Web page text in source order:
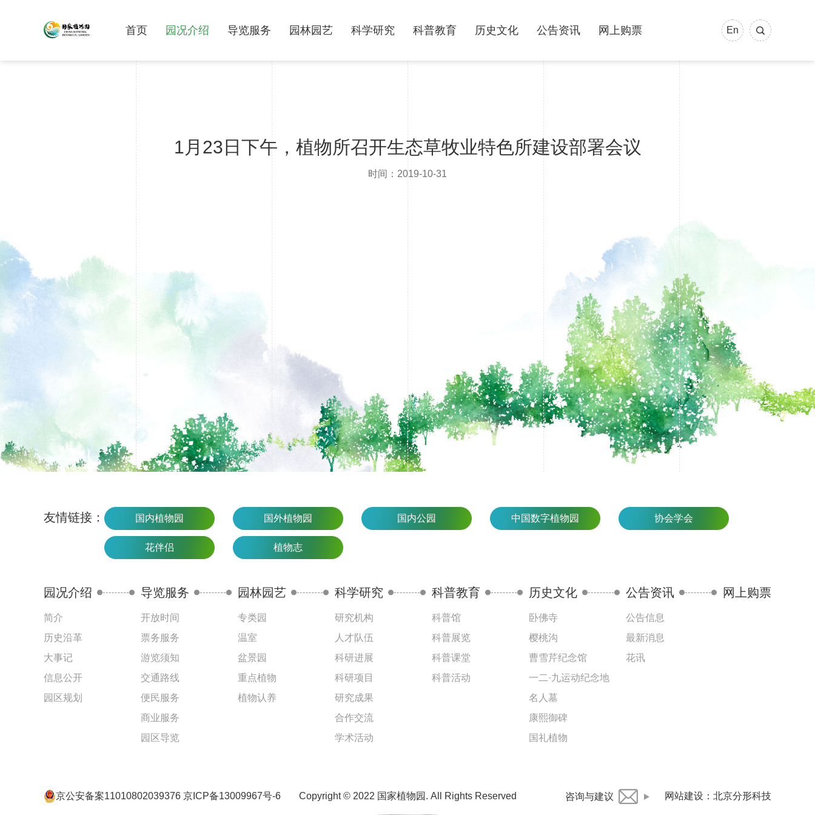
En
首页 园况介绍 导览服务 园林园艺 科学研究 科普教育 历史文化 公告资讯 网上购票
1月23日下午，植物所召开生态草牧业特色所建设部署会议
时间：2019-10-31
友情链接： 国内植物园 国外植物园 国内公园 中国数字植物园 协会学会
花伴侣 植物志
园况介绍
简介
历史沿革
大事记
信息公开
园区规划
导览服务
开放时间
票务服务
游览须知
交通路线
便民服务
商业服务
园区导览
园林园艺
专类园
温室
盆景园
重点植物
植物认养
科学研究
研究机构
人才队伍
科研进展
科研项目
研究成果
合作交流
学术活动
科普教育
科普馆
科普展览
科普课堂
科普活动
历史文化
卧佛寺
樱桃沟
曹雪芹纪念馆
一二·九运动纪念地
名人墓
康熙御碑
国礼植物
公告资讯
公告信息
最新消息
花讯
网上购票
京公安备案11010802039376 京ICP备13009967号-6 Copyright © 2022 国家植物园. All Rights Reserved 咨询与建议 网站建设 ： 北京分形科技